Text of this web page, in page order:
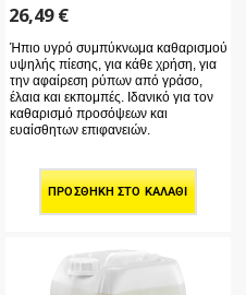
26,49€
Ήπιο υγρό συμπύκνωμα καθαρισμού
υψηλής πίεσης, για κάθε χρήση, για
την αφαίρεση ρύπων από γράσο,
έλαια και εκπομπές. Ιδανικό για τον
καθαρισμό προσόψεων και
ευαίσθητων επιφανειών.
ΠΡΟΣΘΉΚΗ ΣΤΟ ΚΑΛΆΘΙ